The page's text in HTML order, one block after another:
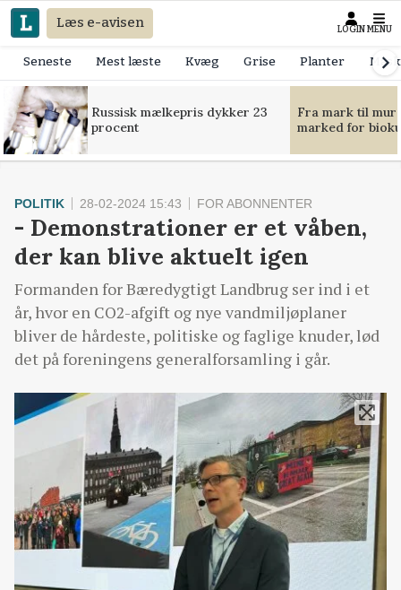
Læs e-avisen LOGIN MENU
Seneste Mest læste Kvæg Grise Planter
Russisk mælkepris dykker 23
procent
Fra mark til
marked for
POLITIK 28-02-2024 15:43 FOR ABONNENTER
- Demonstrationer er et våben,
der kan blive aktuelt igen
Formanden for Bæredygtigt Landbrug ser ind i et
år, hvor en CO2-afgift og nye vandmiljøplaner
bliver de hårdeste, politiske og faglige knuder, lød
det på foreningens generalforsamling i går.